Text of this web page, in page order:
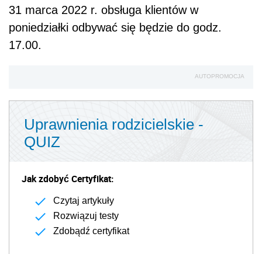
31 marca 2022 r. obsługa klientów w
poniedziałki odbywać się będzie do godz.
17.00.
AUTOPROMOCJA
Uprawnienia rodzicielskie -
QUIZ
Jak zdobyć Certyfikat:
Czytaj artykuły
Rozwiązuj testy
Zdobądź certyfikat